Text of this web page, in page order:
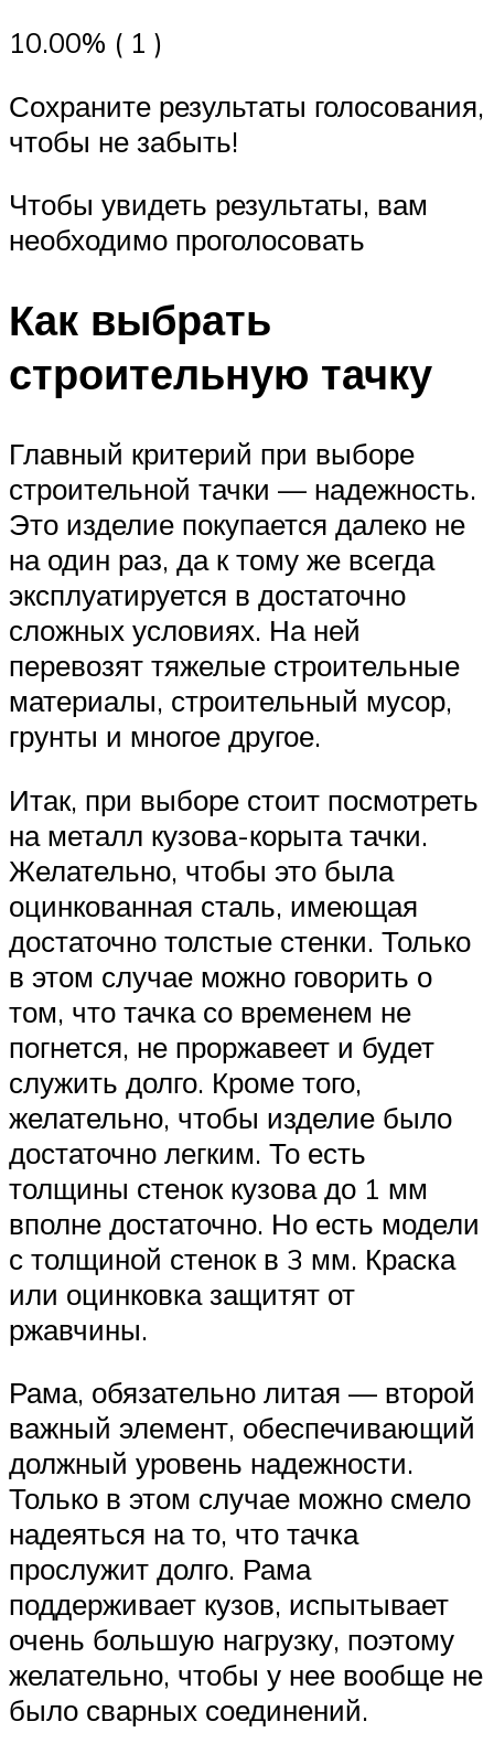
10.00% ( 1 )
Сохраните результаты голосования,
чтобы не забыть!
Чтобы увидеть результаты, вам
необходимо проголосовать
Как выбрать
строительную тачку
Главный критерий при выборе
строительной тачки — надежность.
Это изделие покупается далеко не
на один раз, да к тому же всегда
эксплуатируется в достаточно
сложных условиях. На ней
перевозят тяжелые строительные
материалы, строительный мусор,
грунты и многое другое.
Итак, при выборе стоит посмотреть
на металл кузова-корыта тачки.
Желательно, чтобы это была
оцинкованная сталь, имеющая
достаточно толстые стенки. Только
в этом случае можно говорить о
том, что тачка со временем не
погнется, не проржавеет и будет
служить долго. Кроме того,
желательно, чтобы изделие было
достаточно легким. То есть
толщины стенок кузова до 1 мм
вполне достаточно. Но есть модели
с толщиной стенок в 3 мм. Краска
или оцинковка защитят от
ржавчины.
Рама, обязательно литая — второй
важный элемент, обеспечивающий
должный уровень надежности.
Только в этом случае можно смело
надеяться на то, что тачка
прослужит долго. Рама
поддерживает кузов, испытывает
очень большую нагрузку, поэтому
желательно, чтобы у нее вообще не
было сварных соединений.